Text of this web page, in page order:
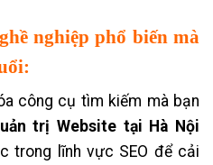
nghiệp phổ biến mà
:
công cụ tìm kiếm mà bạn
trị Website tại Hà Nội
trong lĩnh vực SEO để cải